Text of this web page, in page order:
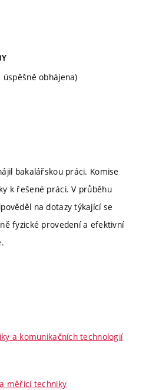
obhájena)
bakalářskou práci. Komise
k řešené práci. V průběhu
na dotazy týkající se
fyzické provedení a efektivní
a komunikačních technologií
měřicí techniky